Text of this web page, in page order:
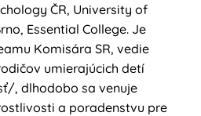
ČR, University of
Essential College. Je
Komisára SR, vedie
umierajúcich detí
, dlhodobo sa venuje
a poradenstvu pre